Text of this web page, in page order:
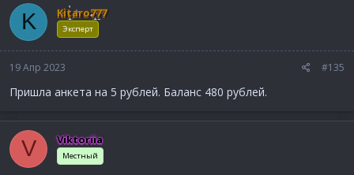
K Kitaro777
Эксперт
19 Апр 2023 #135
Пришла анкета на 5 рублей. Баланс 480 рублей.
V Viktoriia
Местный